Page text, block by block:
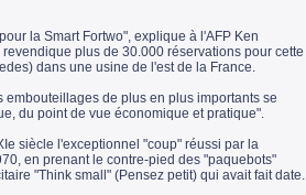
la Smart Fortwo", explique à l'AFP Ken
plus de 30.000 réservations pour cette
dans une usine de l'est de la France.
embouteillages de plus en plus importants se
du point de vue économique et pratique".
siècle l'exceptionnel "coup" réussi par la
en prenant le contre-pied des "paquebots"
"Think small" (Pensez petit) qui avait fait date.